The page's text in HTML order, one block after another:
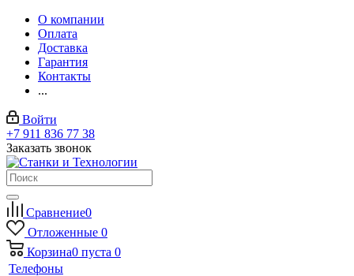
О компании
Оплата
Доставка
Гарантия
Контакты
...
Войти
+7 911 836 77 38
Заказать звонок
Сравнение0
Отложенные 0
Корзина0 пуста 0
Телефоны